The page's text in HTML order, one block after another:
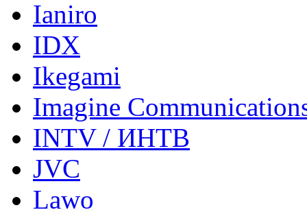
Ianiro
IDX
Ikegami
Imagine
INTV / ИНТВ
JVC
Lawo